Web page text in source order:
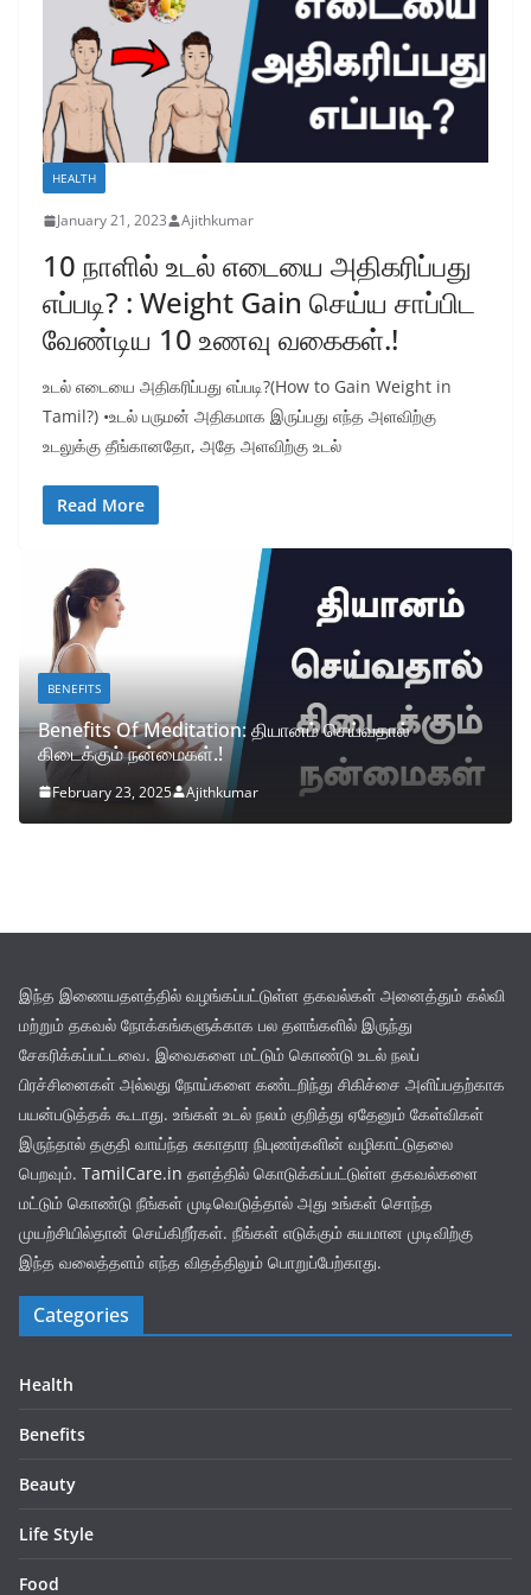
HEALTH
January 21, 2023 Ajithkumar
10 நாளில் உடல் எடையை அதிகரிப்பது
எப்படி? : Weight Gain செய்ய சாப்பிட
வேண்டிய 10 உணவு வகைகள்.!
உடல் எடையை அதிகரிப்பது எப்படி?(How to Gain Weight in
Tamil?) •உடல் பருமன் அதிகமாக இருப்பது எந்த அளவிற்கு
உடலுக்கு தீங்கானதோ, அதே அளவிற்கு உடல்
Read More
BENEFITS
Benefits Of Meditation: தியானம் செய்வதால்
கிடைக்கும் நன்மைகள்.!
February 23, 2025 Ajithkumar
இந்த இணையதளத்தில் வழங்கப்பட்டுள்ள தகவல்கள் அனைத்தும் கல்வி
மற்றும் தகவல் நோக்கங்களுக்காக பல தளங்களில் இருந்து
சேகரிக்கப்பட்டவை. இவைகளை மட்டும் கொண்டு உடல் நலப்
பிரச்சினைகள் அல்லது நோய்களை கண்டறிந்து சிகிச்சை அளிப்பதற்காக
பயன்படுத்தக் கூடாது. உங்கள் உடல் நலம் குறித்து ஏதேனும் கேள்விகள்
இருந்தால் தகுதி வாய்ந்த சுகாதார நிபுணர்களின் வழிகாட்டுதலை
பெறவும். TamilCare.in தளத்தில் கொடுக்கப்பட்டுள்ள தகவல்களை
மட்டும் கொண்டு நீங்கள் முடிவெடுத்தால் அது உங்கள் சொந்த
முயற்சியில்தான் செய்கிறீர்கள். நீங்கள் எடுக்கும் சுயமான முடிவிற்கு
இந்த வலைத்தளம் எந்த விதத்திலும் பொறுப்பேற்காது.
Categories
Health
Benefits
Beauty
Life Style
Food